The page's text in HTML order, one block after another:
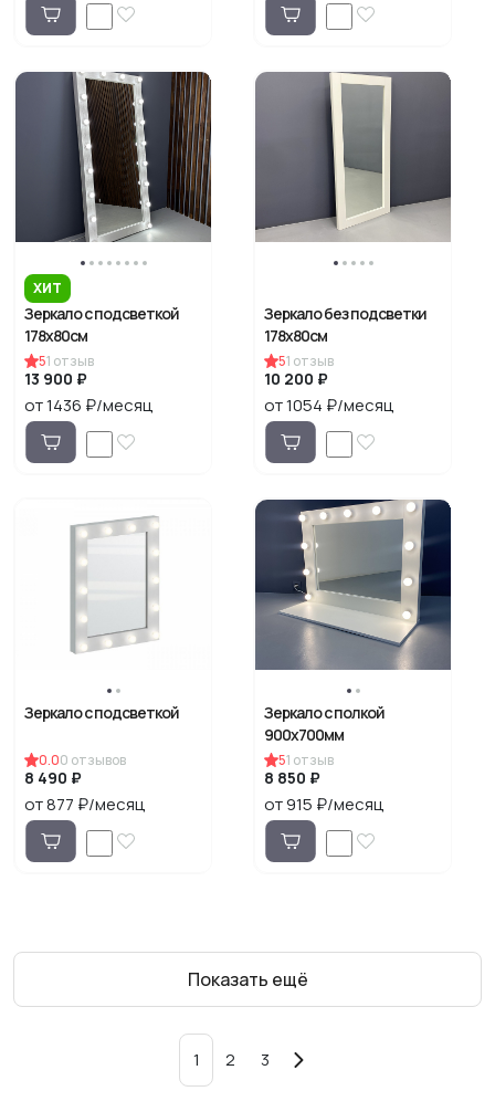
ХИТ
Зеркало с подсветкой
178х80см
51 отзыв
13 900 ₽
от 1436 ₽/месяц
Зеркало без подсветки
178х80см
51 отзыв
10 200 ₽
от 1054 ₽/месяц
Зеркало с подсветкой
0.00 отзывов
8 490 ₽
от 877 ₽/месяц
Зеркало с полкой
900х700мм
51 отзыв
8 850 ₽
от 915 ₽/месяц
Показать ещё
1 2 3